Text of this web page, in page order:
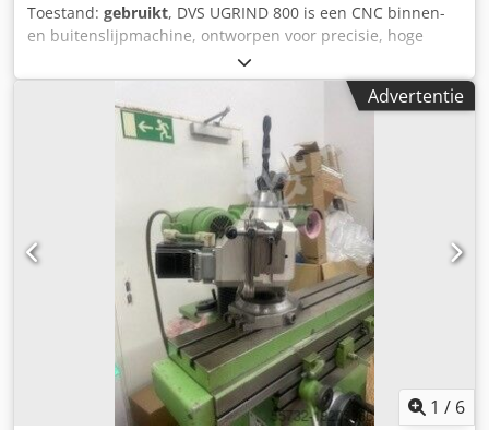
Toestand: gebruikt, DVS UGRIND 800 is een CNC binnen-
en buitenslijpmachine, ontworpen voor precisie, hoge
nauwkeurigheid en betrouwbaarheid. Werkstuk Ø 130–500
mm; Z 1200 mm, X 250 mm. Slijpspilmotor 25 kW;
werkstukspilmotor 24 kW; toerental 0–500 min⁻¹ traploos
regelbaar; aansluiting 50 Hz 3x 400 V; gewicht ca. 7000 kg;
afmetingen L2850×B2490×H2290 mm; bedrijfsuren: 12.000
uur. Uitrusting: koelvloeistofinstallatie,
koelmiddelfiltersysteem, meettaster, set
binnenslijpstenen, set flenzen, verlichting,
gereedschapskast, elektronische handwiel. Geschikt voor
het behalen van nauwe toleranties; typische toepassingen:
automotive, machinebouw, luchtvaart, medische
technologie, horloge-industrie. Credpfxjyxnuae Ahyjf
Advertentie
1 / 6